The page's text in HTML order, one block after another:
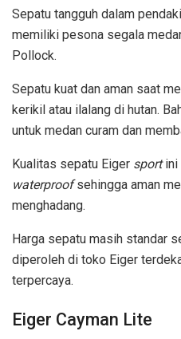
Sepatu tangguh dalam
memiliki pesona segala
Pollock.
Sepatu kuat dan aman saat
kerikil atau ilalang di hutan.
untuk medan curam dan
Kualitas sepatu Eiger sportini
waterproofsehingga aman
menghadang.
Harga sepatu masih standar
diperoleh di toko Eiger
terpercaya.
Eiger Cayman Lite